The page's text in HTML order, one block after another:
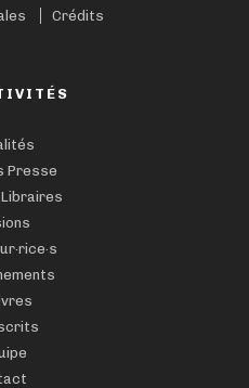
Crédits
Presse